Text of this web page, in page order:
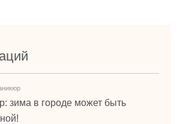
зима в городе может быть